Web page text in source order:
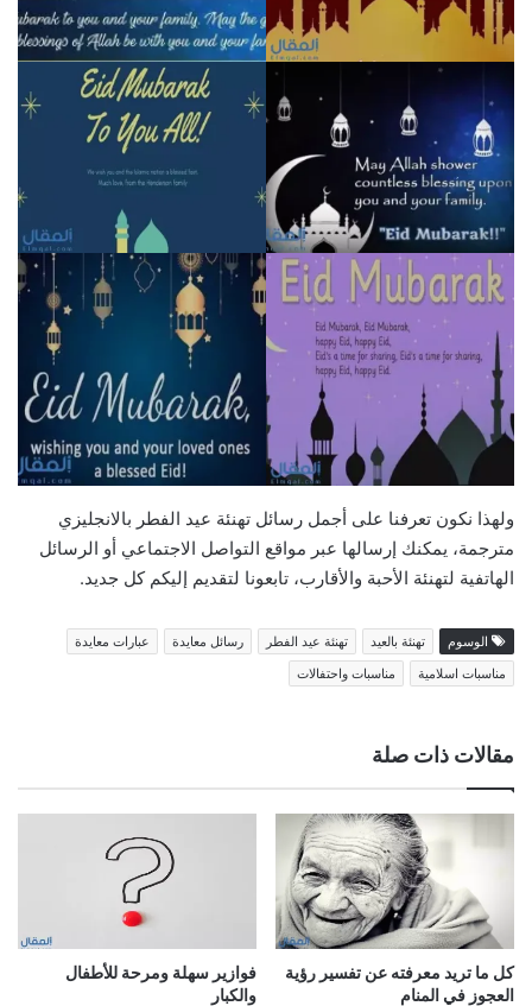
ولهذا نكون تعرفنا على أجمل رسائل تهنئة عيد الفطر بالانجليزي
مترجمة، يمكنك إرسالها عبر مواقع التواصل الاجتماعي أو الرسائل
الهاتفية لتهنئة الأحبة والأقارب، تابعونا لتقديم إليكم كل جديد.
الوسوم تهنئة بالعيد تهنئة عيد الفطر رسائل معايدة
عبارات معايدة
مناسبات اسلامية
مناسبات واحتفالات
مقالات ذات صلة
كل ما تريد معرفته عن تفسير رؤية
العجوز في المنام
فوازير سهلة ومرحة للأطفال
والكبار